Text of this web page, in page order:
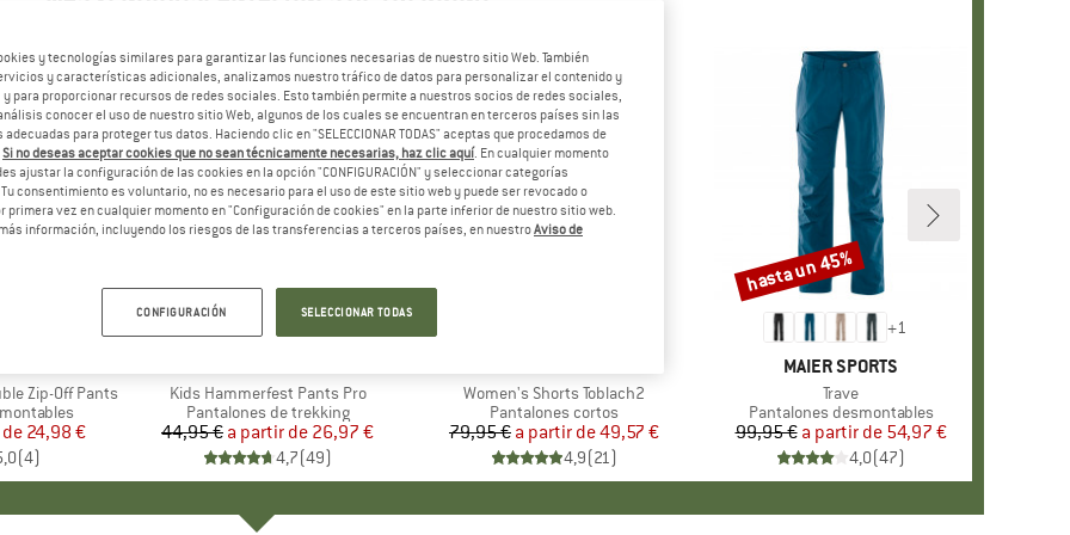
Zip-Off Pants
reducido
24,98 €
(4)
Artículo
Kids Hammerfest Pants Pro
Product group
Pantalones de trekking
Precio
44,95 € Precio reducido
a partir de 26,97 €
4,7(49)
Artículo
Women's Shorts Toblach2
Product group
Pantalones cortos
Precio
79,95 € Precio reducido
a partir de49,57 €
4,9(21)
+1
MARCA
MAIER SPORTS
Artículo
Trave
Product group
Pantalones desmontables
Precio
99,95 € Precio reducido
a partir de 54,97 €
4,0(47)
Descuento
hasta un 45%
y tecnologías similares para garantizar las funciones necesarias de nuestro sitio Web. También
y características adicionales, analizamos nuestro tráfico de datos para personalizar el contenido y
para proporcionar recursos de redes sociales. Esto también permite a nuestros socios de redes sociales,
conocer el uso de nuestro sitio Web, algunos de los cuales se encuentran en terceros países sin las
para proteger tus datos. Haciendo clic en "SELECCIONAR TODAS" aceptas que procedamos de
Si no deseas aceptar cookies que no sean técnicamente necesarias, haz clic aquí. En cualquier momento
ajustar la configuración de las cookies en la opción "CONFIGURACIÓN" y seleccionar categorías
consentimiento es voluntario, no es necesario para el uso de este sitio web y puede ser revocado o
primera vez en cualquier momento en "Configuración de cookies" en la parte inferior de nuestro sitio web.
información, incluyendo los riesgos de las transferencias a terceros países, en nuestroAviso de
CONFIGURACIÓN SELECCIONAR TODAS